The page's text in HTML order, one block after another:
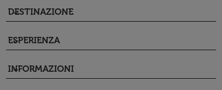
DESTINAZIONE
keyboard_arrow_down
ESPERIENZA
keyboard_arrow_down
INFORMAZIONI
keyboard_arrow_down